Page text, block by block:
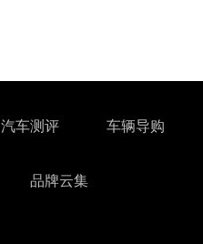
汽车测评 车辆导购
品牌云集